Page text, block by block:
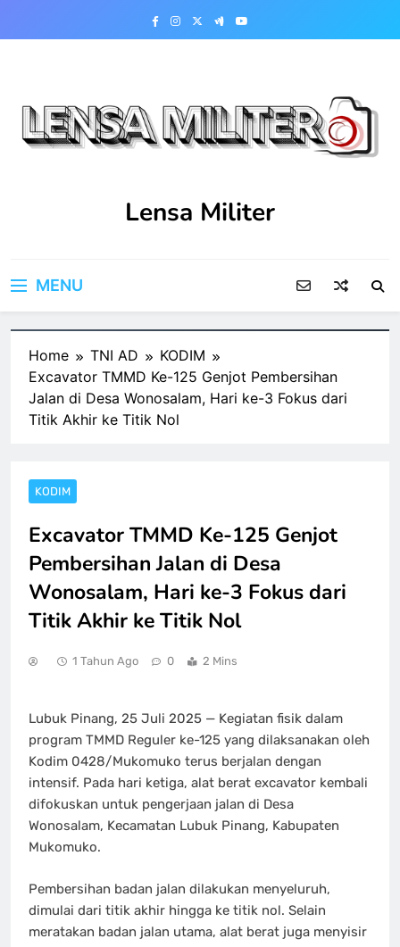
Lensa Militer
MENU
Home TNI AD
KODIM
Excavator TMMD Ke-125 Genjot Pembersihan
Jalan di Desa Wonosalam, Hari ke-3 Fokus dari
Titik Akhir ke Titik Nol
KODIM
Excavator TMMD Ke-125 Genjot
Pembersihan Jalan di Desa
Wonosalam, Hari ke-3 Fokus dari
Titik Akhir ke Titik Nol
1 Tahun Ago 0 2 Mins
Lubuk Pinang, 25 Juli 2025 — Kegiatan fisik dalam
program TMMD Reguler ke-125 yang dilaksanakan oleh
Kodim 0428/Mukomuko terus berjalan dengan
intensif. Pada hari ketiga, alat berat excavator kembali
difokuskan untuk pengerjaan jalan di Desa
Wonosalam, Kecamatan Lubuk Pinang, Kabupaten
Mukomuko.
Pembersihan badan jalan dilakukan menyeluruh,
dimulai dari titik akhir hingga ke titik nol. Selain
meratakan badan jalan utama, alat berat juga menyisir